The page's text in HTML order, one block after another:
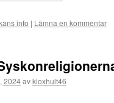
info | Lämna en kommentar
2024avkloxhult46